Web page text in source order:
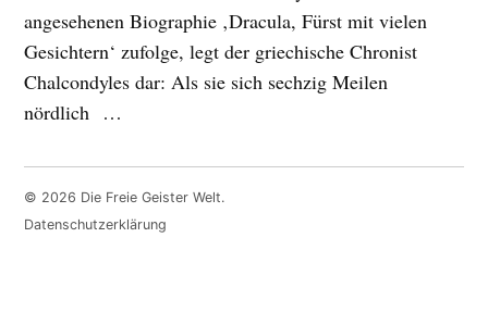
angesehenen Biographie ‚Dracula, Fürst mit vielen
Gesichtern‘ zufolge, legt der griechische Chronist
Chalcondyles dar: Als sie sich sechzig Meilen
nördlich …
© 2026 Die Freie Geister Welt.
Datenschutzerklärung